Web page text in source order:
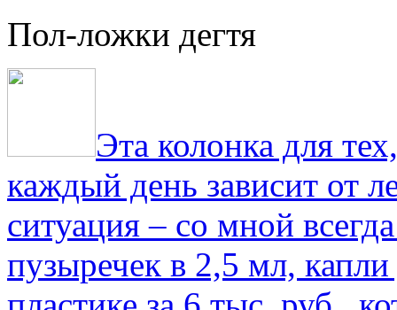
Пол-ложки дегтя
Эта колонка для
каждый день зависит от
ситуация – со мной
пузыречек в 2,5 мл,